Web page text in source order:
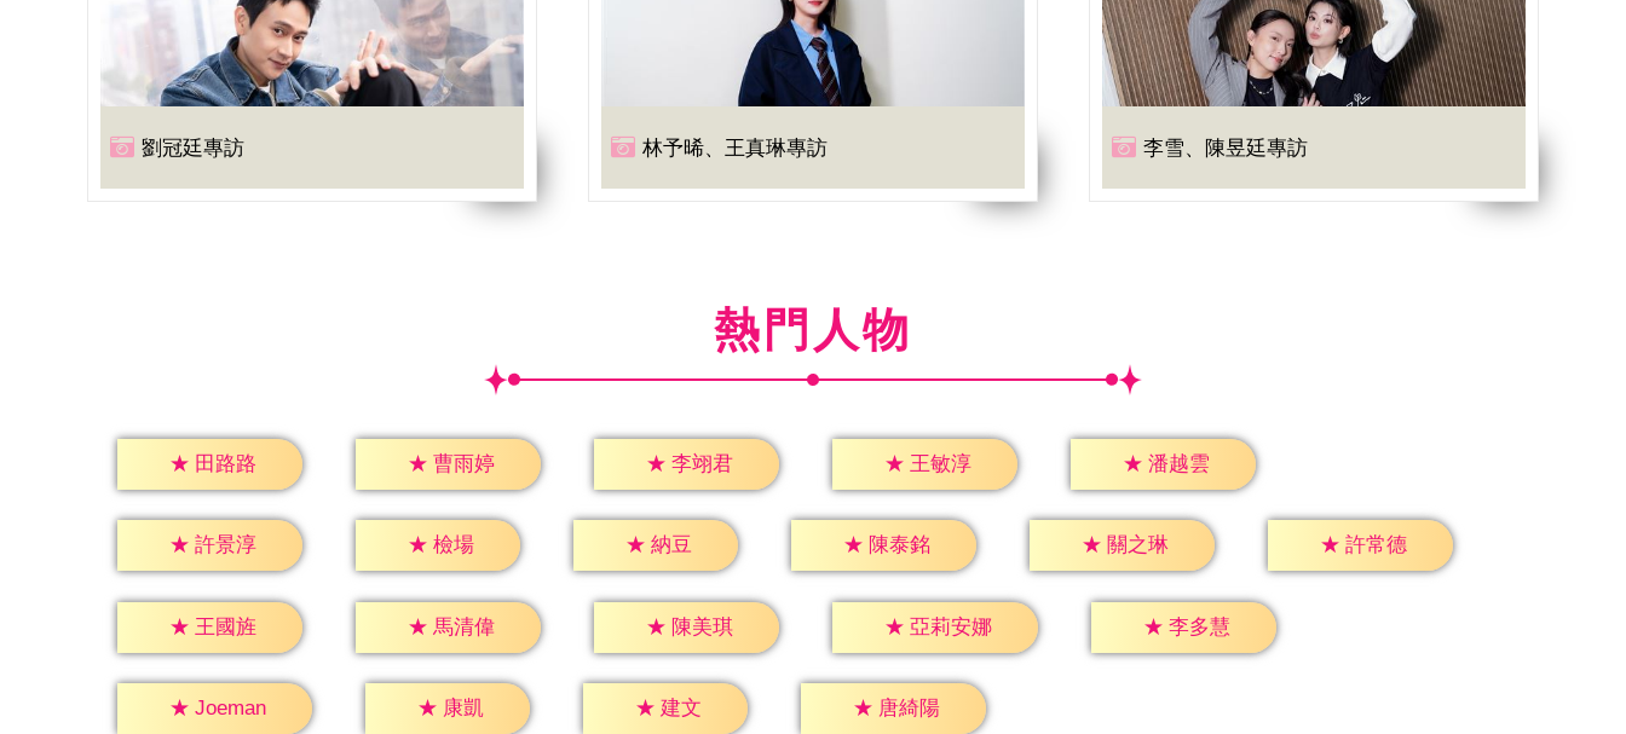
劉冠廷專訪 林予晞、王真琳專訪 李雪、陳昱廷專訪
熱門人物
★ 田路路 ★ 曹雨婷 ★ 李翊君 ★ 王敏淳 ★ 潘越雲
★ 許景淳 ★ 檢場 ★ 納豆 ★ 陳泰銘 ★ 關之琳 ★ 許常德
★ 王國旌 ★ 馬清偉 ★ 陳美琪 ★ 亞莉安娜 ★ 李多慧
★ Joeman ★ 康凱 ★ 建文 ★ 唐綺陽